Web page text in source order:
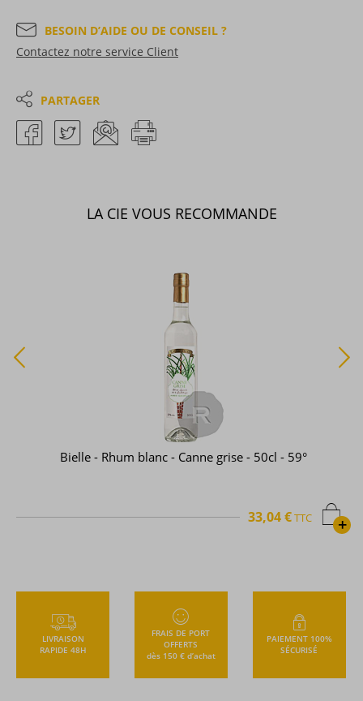
BESOIN D’AIDE OU DE CONSEIL ?
Contactez notre service Client
PARTAGER
LA CIE VOUS RECOMMANDE
Dillon - Rhum blanc - Canne rouge - 70cl - 50°
+
29,78 €TTC
LIVRAISON
RAPIDE 48H
FRAIS DE PORT
OFFERTS
dès 150 € d’achat
PAIEMENT 100%
SÉCURISÉ